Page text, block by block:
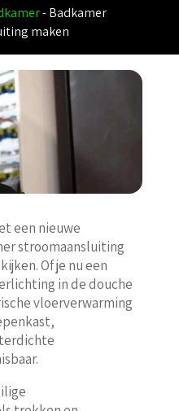
-Badkamer
maken
een nieuwe
stroomaansluiting
Of je nu een
in de douche
vloerverwarming